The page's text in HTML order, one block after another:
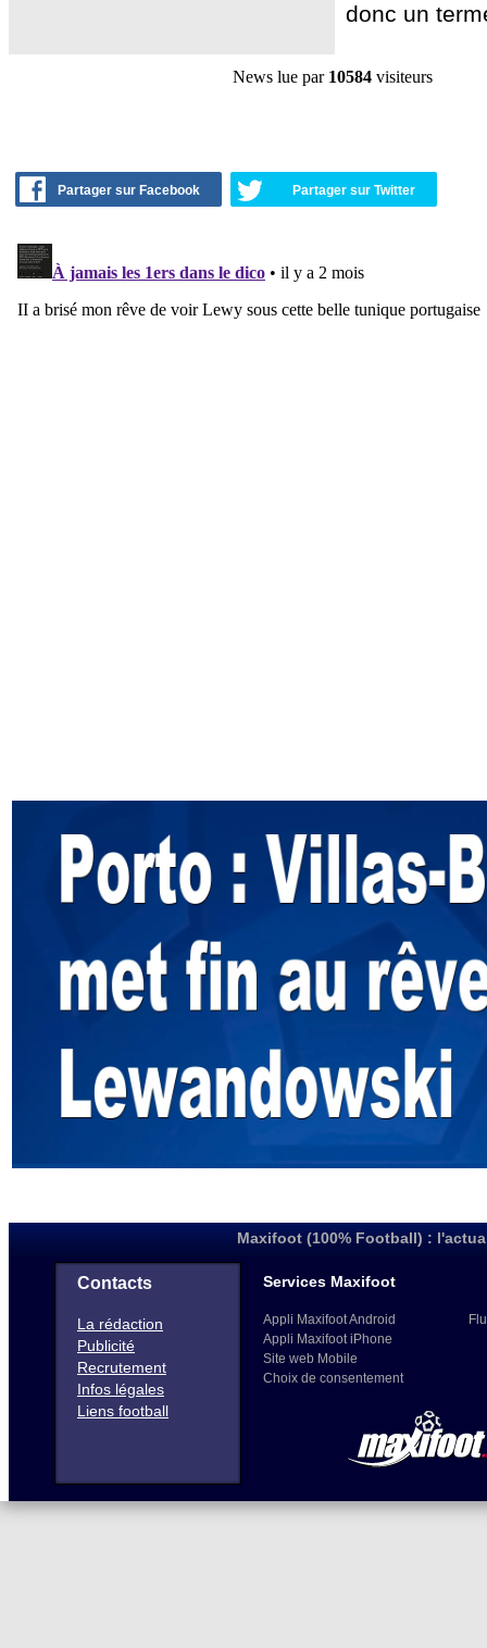
donc un
News lue par 10584 visiteurs
Partager sur Facebook Partager sur Twitter
Maxifoot (100% Football) :
Contacts
La rédaction
Publicité
Recrutement
Infos légales
Liens football
Services Maxifoot
Appli Maxifoot Android
Appli Maxifoot iPhone
Site web Mobile
Choix de consentement